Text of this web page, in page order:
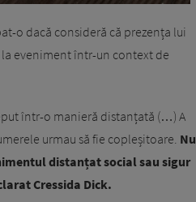
o dacă consideră că prezența lui
eveniment într-un context de
într-o manieră distanțată (…) A
urmau să fie copleșitoare. Nu
distanțat social sau sigur
Cressida Dick.